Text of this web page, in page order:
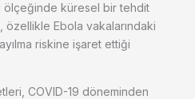
ölçeğinde küresel bir tehdit
özellikle Ebola vakalarındaki
riskine işaret ettiği
COVID-19 döneminden